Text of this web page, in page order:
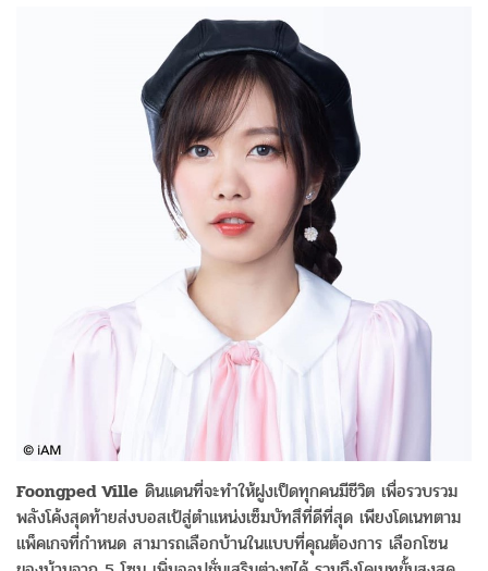
Foongped Ville ดินแดนที่จะทำให้ฝูงเป็ดทุกคนมีชีวิต เพื่อรวบรวม
พลังโค้งสุดท้ายส่งบอสเป้สู่ตำแหน่งเซ็มบัทสึที่ดีที่สุด เพียงโดเนทตาม
แพ็คเกจที่กำหนด สามารถเลือกบ้านในแบบที่คุณต้องการ เลือกโซน